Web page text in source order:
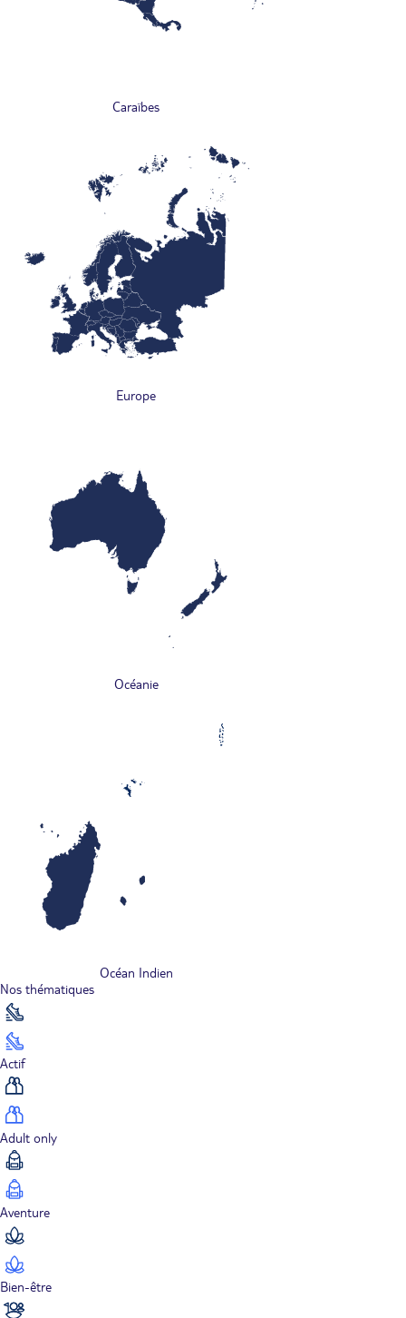
Caraïbes
Europe
Océanie
Océan Indien
Nos thématiques
Actif
Adult only
Aventure
Bien-être